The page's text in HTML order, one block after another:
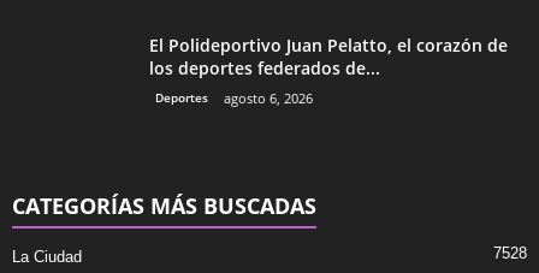
El Polideportivo Juan Pelatto, el corazón de
los deportes federados de...
Deportes agosto 6, 2026
CATEGORÍAS MÁS BUSCADAS
La Ciudad 7528